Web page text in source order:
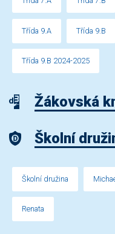
Třída 9.A Třída 9.B
Třída 9.B 2024-2025
Žákovská
Školní
Školní družina
Renata